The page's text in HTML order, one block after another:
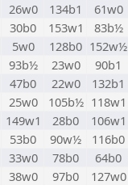
26w0 134b1
61w0
30b0 153w1
83b½
5w0 128b0 152w½
93b½ 23w0
90b1
47b0 22w0
132b1
25w0 105b½ 118w1
149w1 28b0
106w1
53b0 90w½
116b0
33w0 78b0
64b0
38w0 97b0
127w0